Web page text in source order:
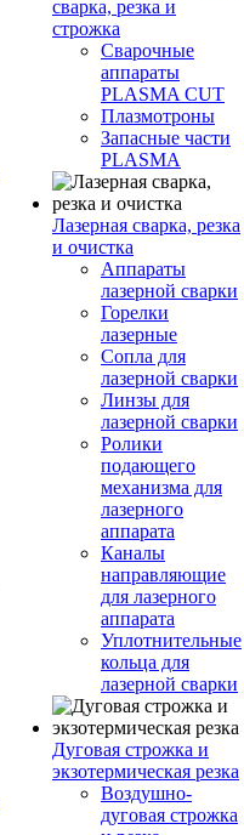
сварка, резка и
строжка
Сварочные
аппараты
PLASMA CUT
Плазмотроны
Запасные части
PLASMA
Лазерная сварка, резка
и очистка
Аппараты
лазерной сварки
Горелки
лазерные
Сопла для
лазерной сварки
Линзы для
лазерной сварки
Ролики
подающего
механизма для
лазерного
аппарата
Каналы
направляющие
для лазерного
аппарата
Уплотнительные
кольца для
лазерной сварки
Дуговая строжка и
экзотермическая резка
Воздушно-
дуговая строжка